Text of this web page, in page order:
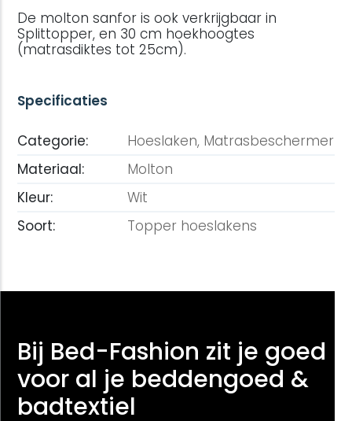
De molton sanfor is ook verkrijgbaar in
Splittopper, en 30 cm hoekhoogtes
(matrasdiktes tot 25cm).
Specificaties
Categorie: Hoeslaken, Matrasbeschermer
Materiaal:
Molton
Kleur:
Wit
Soort:
Topper hoeslakens
Bij Bed-Fashion zit je goed
voor al je beddengoed &
badtextiel